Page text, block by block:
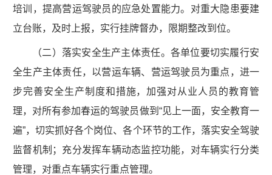
培训，提高营运驾驶员的应急处置能力。对重大隐患要建
立台账，及时上报，实行挂牌督办，限期整改到位。
（二）落实安全生产主体责任。各单位要切实履行安
全生产主体责任，以营运车辆、营运驾驶员为重点，进一
步完善安全生产制度和措施，加强对从业人员的教育管
理，对所有参加春运的驾驶员做到“见上一面，安全教育一
遍”，切实抓好各个岗位、各个环节的工作，落实安全驾驶
监督机制；充分发挥车辆动态监控功能，对车辆实行分类
管理，对重点车辆实行重点管理。